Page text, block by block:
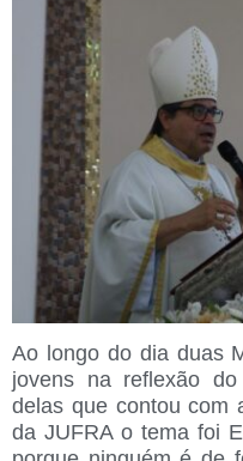
Ao longo do dia duas
jovens na reflexão
delas que contou com
da JUFRA o tema foi